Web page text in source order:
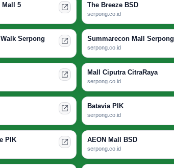
Mall 5 The Breeze BSD
serpong.co.id
Serpong Summarecon Mall Serpong
serpong.co.id
Mall Ciputra CitraRaya
serpong.co.id
Batavia PIK
serpong.co.id
PIK AEON Mall BSD
serpong.co.id